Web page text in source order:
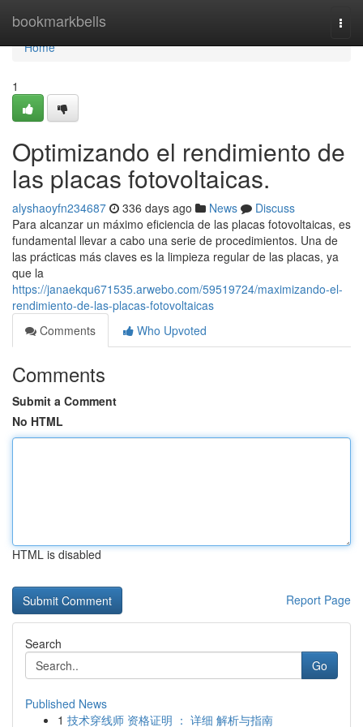
bookmarkbells
Home
Home
1
Optimizando el rendimiento de
las placas fotovoltaicas.
alyshaoyfn234687 336 days ago News
Discuss
Para alcanzar un máximo eficiencia de las placas fotovoltaicas, es
fundamental llevar a cabo una serie de procedimientos. Una de
las prácticas más claves es la limpieza regular de las placas, ya
que la
https://janaekqu671535.arwebo.com/59519724/maximizando-el-
rendimiento-de-las-placas-fotovoltaicas
Comments
Who Upvoted
Comments
Submit a Comment
No HTML
HTML is disabled
Report Page
Search
Go
Published News
1 技术穿线师 资格证明 ： 详细 解析与指南